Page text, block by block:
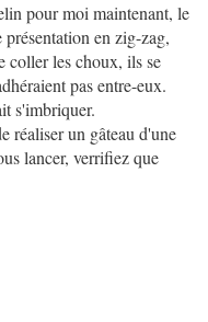
pour moi maintenant, le
en zig-zag,
coller les choux, ils se
pas entre-eux.
s'imbriquer.
réaliser un gâteau d'une
lancer, verrifiez que